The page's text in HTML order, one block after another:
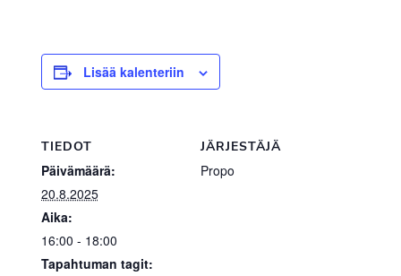
Lisää kalenteriin
TIEDOT
Päivämäärä:
20.8.2025
Aika:
16:00 - 18:00
Tapahtuman tagit:
JÄRJESTÄJÄ
Propo